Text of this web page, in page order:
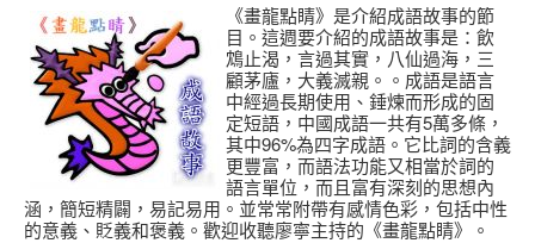
《畫龍點睛》是介紹成語故事的節
目。這週要介紹的成語故事是：飲
鴆止渴，言過其實，八仙過海，三
顧茅廬，大義滅親。。成語是語言
中經過長期使用、錘煉而形成的固
定短語，中國成語一共有5萬多條，
其中96%為四字成語。它比詞的含義
更豐富，而語法功能又相當於詞的
語言單位，而且富有深刻的思想內
涵，簡短精闢，易記易用。並常常附帶有感情色彩，包括中性
的意義、貶義和褒義。歡迎收聽廖寧主持的《畫龍點睛》。